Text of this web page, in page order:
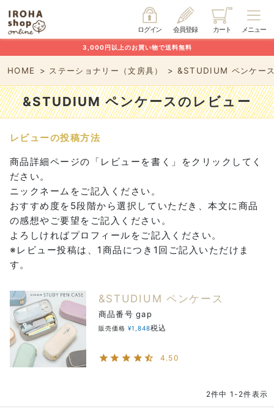
メニュー
カート
会員登録
ログイン
3,000円以上のお買い物で送料無料
HOME ステーショナリー（文房具） &STUDIUM ペンケー
&STUDIUM ペンケースのレビュー
レビューの投稿方法
商品詳細ページの「レビューを書く」をクリックしてく
ださい。
ニックネームをご記入ください。
おすすめ度を5段階から選択していただき、本文に商品
の感想やご要望をご記入ください。
よろしければプロフィールをご記入ください。
※レビュー投稿は、1商品につき1回ご記入いただけま
す。
&STUDIUM ペンケース
商品番号 gap
販売価格 ¥1,848税込
4.50
2件中 1 - 2件表示